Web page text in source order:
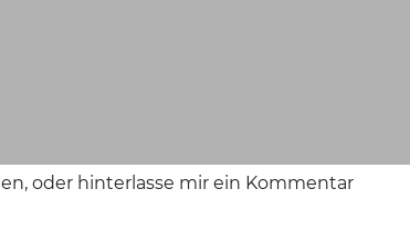
oder hinterlasse mir ein Kommentar